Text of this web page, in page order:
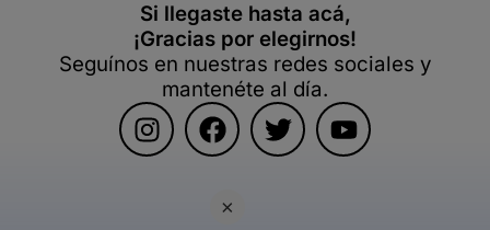
×
Si llegaste hasta acá,
¡Gracias por elegirnos!
Seguínos en nuestras redes sociales y
mantenéte al día.